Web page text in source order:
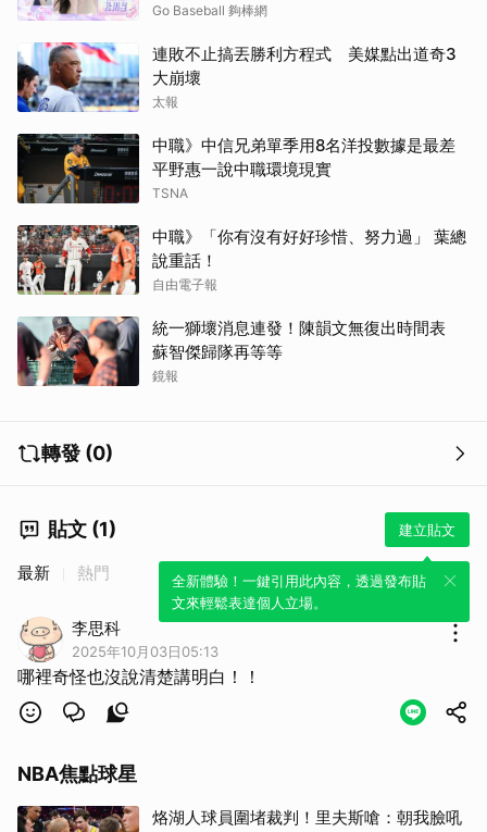
Go Baseball 夠棒網
連敗不止搞丟勝利方程式 美媒點出道奇3
大崩壞
太報
中職》中信兄弟單季用8名洋投數據是最差
平野惠一說中職環境現實
TSNA
中職》「你有沒有好好珍惜、努力過」 葉總
說重話！
自由電子報
統一獅壞消息連發！陳韻文無復出時間表
蘇智傑歸隊再等等
鏡報
轉發 (0)
貼文 (1) 建立貼文
全新體驗！一鍵引用此內容，透過發布貼
文來輕鬆表達個人立場。
最新 熱門
李思科
2025年10月03日05:13
哪裡奇怪也沒說清楚講明白！！
NBA焦點球星
烙湖人球員圍堵裁判！里夫斯嗆：朝我臉吼